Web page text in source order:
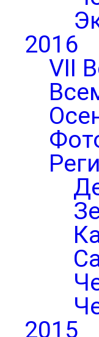
2016
VII
2015